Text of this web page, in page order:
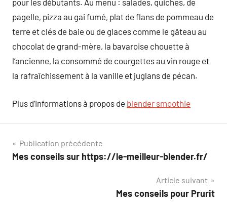
pour les débutants. Au menu : salades, quiches, de
pagelle, pizza au gai fumé, plat de flans de pommeau de
terre et clés de baie ou de glaces comme le gâteau au
chocolat de grand-mère, la bavaroise chouette à
l’ancienne, la consommé de courgettes au vin rouge et
la rafraîchissement à la vanille et juglans de pécan.
Plus d’informations à propos de blender smoothie
Navigation
de
Publication précédente
Mes conseils sur https://le-meilleur-blender.fr/
Article suivant
Mes conseils pour Prurit